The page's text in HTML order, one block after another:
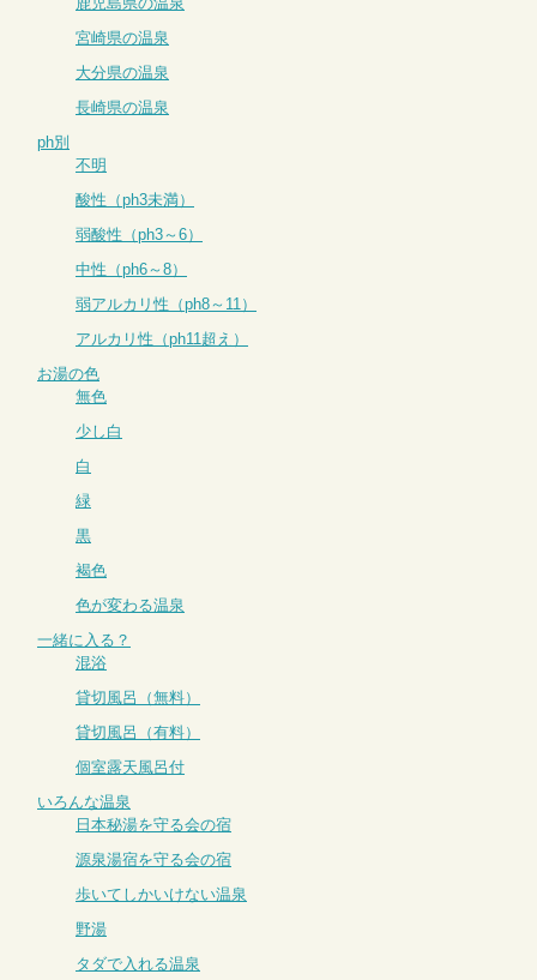
宮崎県の温泉
大分県の温泉
長崎県の温泉
ph別
不明
酸性（ph3未満）
弱酸性（ph3～6）
中性（ph6～8）
弱アルカリ性（ph8～11）
アルカリ性（ph11超え）
お湯の色
無色
少し白
白
緑
黒
褐色
色が変わる温泉
一緒に入る？
混浴
貸切風呂（無料）
貸切風呂（有料）
個室露天風呂付
いろんな温泉
日本秘湯を守る会の宿
源泉湯宿を守る会の宿
歩いてしかいけない温泉
野湯
タダで入れる温泉